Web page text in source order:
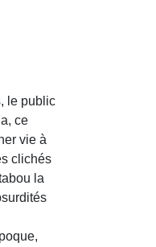
le public
ce
vie à
clichés
la